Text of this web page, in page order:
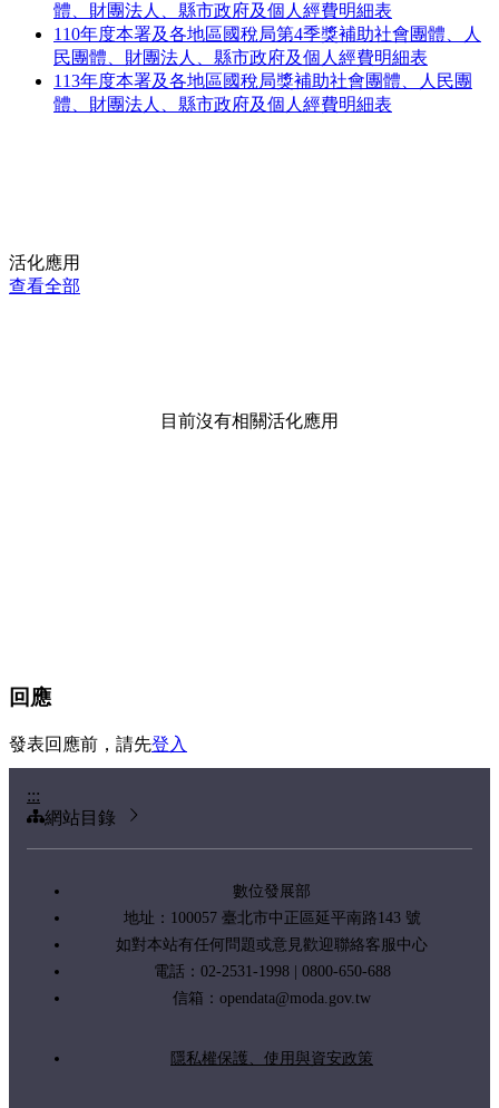
體、財團法人、縣市政府及個人經費明細表
110年度本署及各地區國稅局第4季獎補助社會團體、人
民團體、財團法人、縣市政府及個人經費明細表
113年度本署及各地區國稅局獎補助社會團體、人民團
體、財團法人、縣市政府及個人經費明細表
活化應用
查看全部
目前沒有相關活化應用
回應
發表回應前，請先登入
:::
網站目錄
數位發展部
地址：100057 臺北市中正區延平南路143 號
如對本站有任何問題或意見歡迎聯絡客服中心
電話：02-2531-1998 | 0800-650-688
信箱： opendata@moda.gov.tw
隱私權保護、使用與資安政策